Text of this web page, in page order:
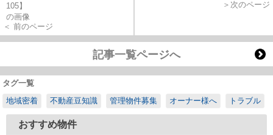
＜ 前のページ
＞次のページ
記事一覧ページへ
タグ一覧
地域密着
不動産豆知識 管理物件募集 オーナー様へ トラブル
おすすめ物件